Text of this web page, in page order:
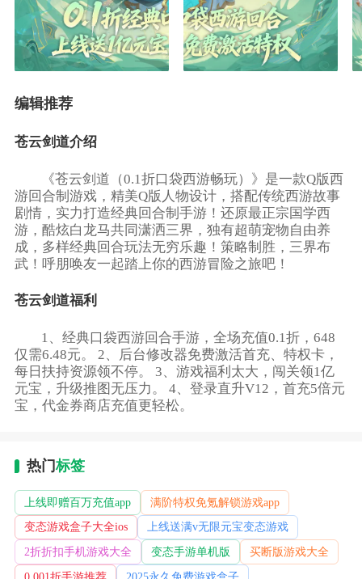
编辑推荐
苍云剑道介绍
《苍云剑道（0.1折口袋西游畅玩）》是一款Q版西
游回合制游戏，精美Q版人物设计，搭配传统西游故事
剧情，实力打造经典回合制手游！还原最正宗国学西
游，酷炫白龙马共同潇洒三界，独有超萌宠物自由养
成，多样经典回合玩法无穷乐趣！策略制胜，三界布
武！呼朋唤友一起踏上你的西游冒险之旅吧！
苍云剑道福利
1、经典口袋西游回合手游，全场充值0.1折，648
仅需6.48元。 2、后台修改器免费激活首充、特权卡，
每日扶持资源领不停。 3、游戏福利太大，闯关领1亿
元宝，升级推图无压力。 4、登录直升V12，首充5倍元
宝，代金券商店充值更轻松。
热门标签
上线即赠百万充值app
满阶特权免氪解锁游戏app
变态游戏盒子大全ios
上线送满v无限元宝变态游戏
2折折扣手机游戏大全
变态手游单机版
买断版游戏大全